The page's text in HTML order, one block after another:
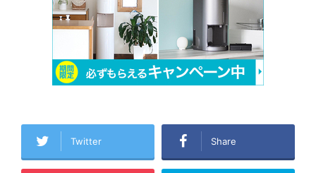
Twitter Share